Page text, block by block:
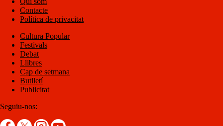
Contacte
Política de privacitat
Cultura Popular
Festivals
Debat
Llibres
Cap de setmana
Butlletí
Publicitat
Seguiu-nos: